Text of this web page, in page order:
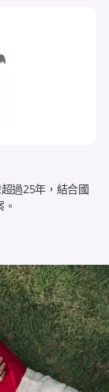
過25年，結合國